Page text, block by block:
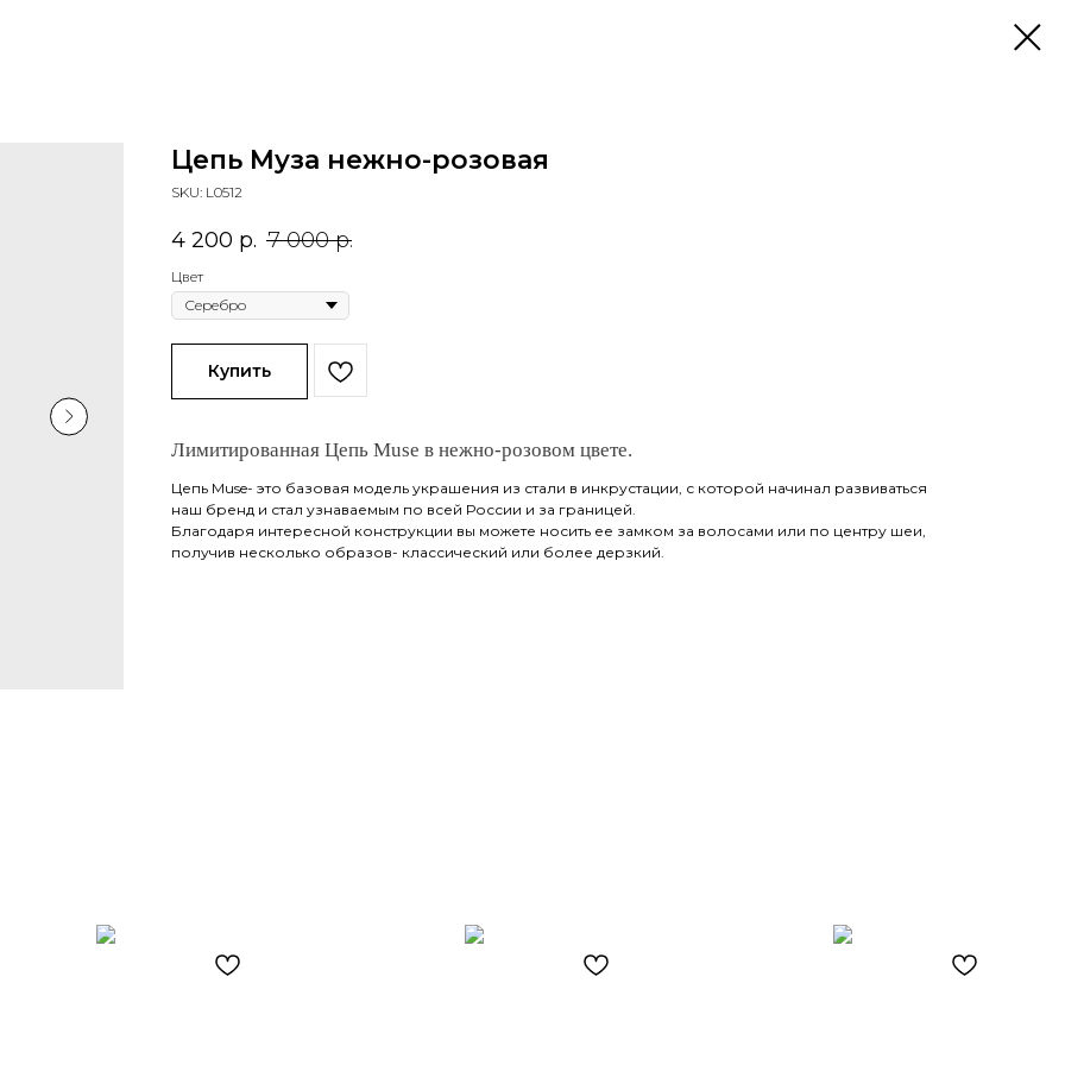
Цепь Муза нежно-розовая
SKU: L0512
4 200 р. 7 000 р.
Цвет
Купить
Лимитированная Цепь Muse в нежно-розовом цвете.
Цепь Muse- это базовая модель украшения из стали в инкрустации, с которой начинал развиваться
наш бренд и стал узнаваемым по всей России и за границей.
Благодаря интересной конструкции вы можете носить ее замком за волосами или по центру шеи,
получив несколько образов- классический или более дерзкий.